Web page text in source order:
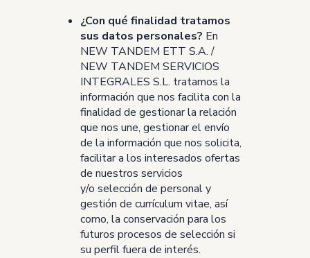
¿Con qué finalidad tratamos
sus datos personales? En
NEW TANDEM ETT S.A. /
NEW TANDEM SERVICIOS
INTEGRALES S.L. tratamos la
información que nos facilita con la
finalidad de gestionar la relación
que nos une, gestionar el envío
de la información que nos solicita,
facilitar a los interesados ofertas
de nuestros servicios
y/o selección de personal y
gestión de currículum vitae, así
como, la conservación para los
futuros procesos de selección si
su perfil fuera de interés.